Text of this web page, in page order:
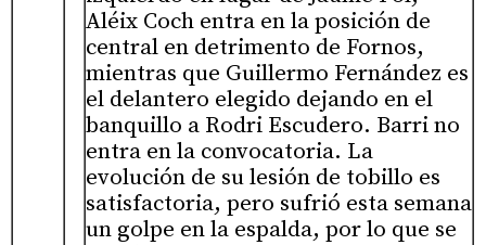
Aléix Coch entra en la posición de
central en detrimento de Fornos,
mientras que Guillermo Fernández es
el delantero elegido dejando en el
banquillo a Rodri Escudero. Barri no
entra en la convocatoria. La
evolución de su lesión de tobillo es
satisfactoria, pero sufrió esta semana
un golpe en la espalda, por lo que se